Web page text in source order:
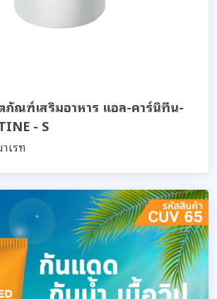
ภัณฑ์เสริมอาหาร แอล-คาร์นิทีน-
- S
เรท